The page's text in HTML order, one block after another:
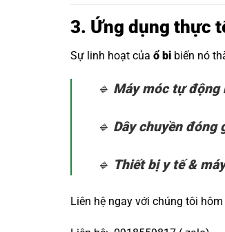
3. Ứng dụng thực
Sự linh hoạt của ổ bi biến nó
🔹 Máy móc tự động
🔹 Dây chuyền đóng
🔹 Thiết bị y tế &
Liên hệ ngay với chúng tôi